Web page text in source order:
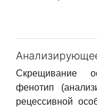
Скрещивание
фенотип
рецессивной